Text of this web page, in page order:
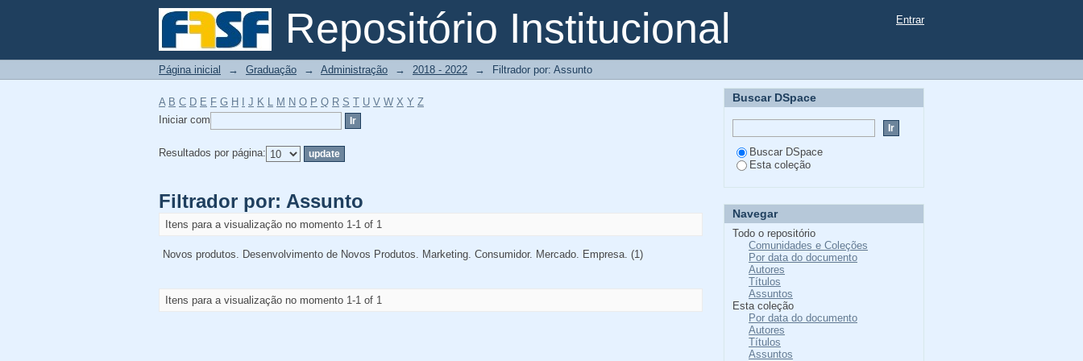
Repositório Institucional
Filtrador por: Assunto Entrar
Página inicial → Graduação → Administração → 2018 - 2022 → Filtrador por: Assunto
A B C D E F G H J K L M N O P Q R S T U V W X Y Z
Iniciar com
Resultados por página:
Filtrador por: Assunto
Itens para a visualização no momento 1-1 of 1
Novos produtos. Desenvolvimento de Novos Produtos. Marketing. Consumidor. Mercado. Empresa. (1)
Itens para a visualização no momento 1-1 of 1
Buscar DSpace
Buscar DSpace
Esta coleção
Navegar
Todo o repositório
Comunidades e Coleções
Por data do documento
Autores
Títulos
Assuntos
Esta coleção
Por data do documento
Autores
Títulos
Assuntos